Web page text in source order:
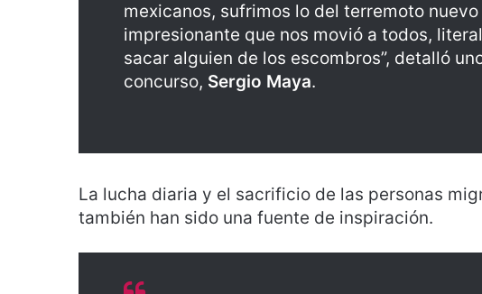
mexicanos, sufrimos lo del terremoto
impresionante que nos movió a todos,
sacar alguien de los escombros”, detalló
concurso, Sergio Maya.
La lucha diaria y el sacrificio de las personas
también han sido una fuente de inspiración.